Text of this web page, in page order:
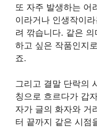
또 자주 발생하는 어
이라거나 인생작이
려 깎습니다. 같은
하고 싶은 작품인지
죠.
그리고 결말 단락의
칭으로 흐르다가 갑
자가 글의 화자와 거
터 끝까지 같은 시점